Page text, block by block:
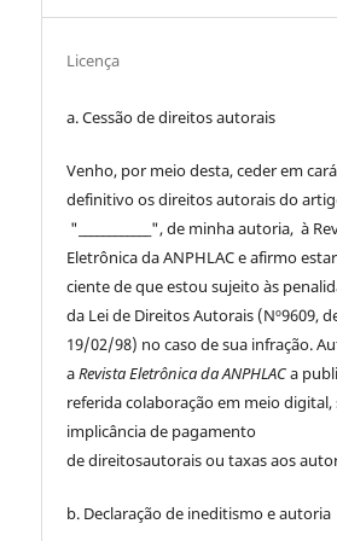
Licença
a. Cessão dedireitosautorais
Venho, por meio desta, ceder em
definitivo osdireitosautoraisdo
"____________", de minha autoria, à
Eletrônica da ANPHLACe afirmo estar
ciente de que estou sujeito às
da Lei de DireitosAutorais (Nº9609,
19/02/98) no caso de sua infração.
aRevista Eletrônica da ANPHLACa
referida colaboração em meio digital,
implicância de pagamento
dedireitosautoraisou taxas aos
b. Declaração de ineditismo e autoria